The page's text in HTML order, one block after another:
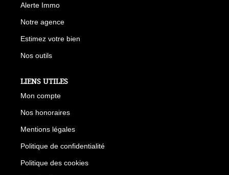
Alerte Immo
Notre agence
Estimez votre bien
Nos outils
LIENS UTILES
Mon compte
Nos honoraires
Mentions légales
Politique de confidentialité
Politique des cookies